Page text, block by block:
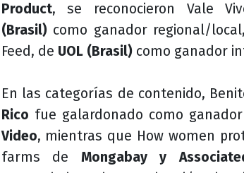
Product, se reconocieron Vale
(Brasil)como ganador regional/
Feed, de UOL (Brasil)como ganador
En las categorías de contenido,
Rico fue galardonado como
Video, mientras que How women
farms de Mongabay y